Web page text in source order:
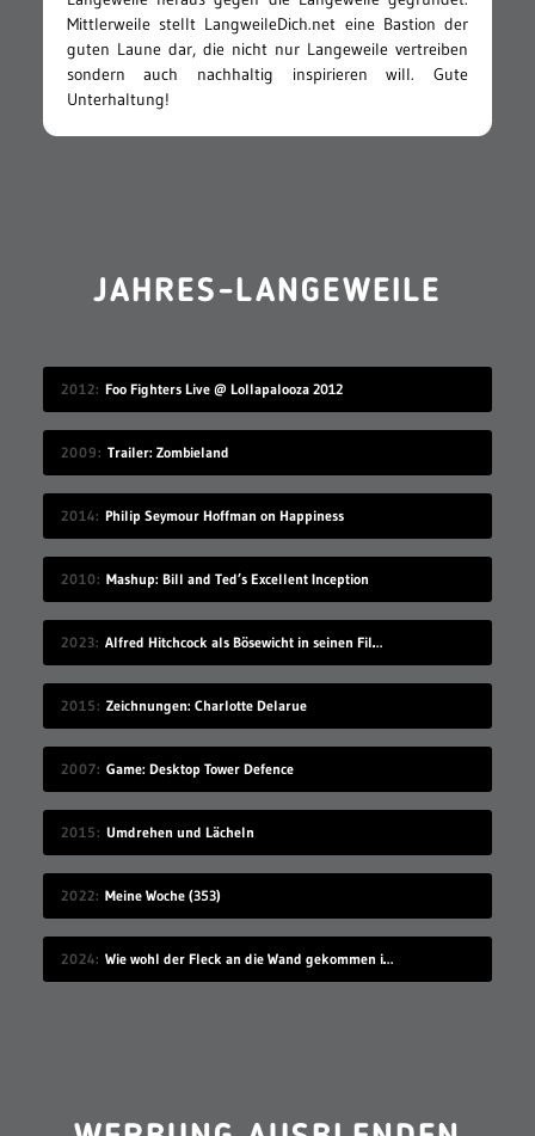
Mittlerweile stellt LangweileDich.net eine Bastion der
guten Laune dar, die nicht nur Langeweile vertreiben
sondern auch nachhaltig inspirieren will. Gute
Unterhaltung!
JAHRES-LANGEWEILE
2012 Foo Fighters Live @ Lollapalooza 2012
2009 Trailer: Zombieland
2014 Philip Seymour Hoffman on Happiness
2010 Mashup: Bill and Ted’s Excellent Inception
2023 Alfred Hitchcock als Bösewicht in seinen Filmen
2015 Zeichnungen: Charlotte Delarue
2007 Game: Desktop Tower Defence
2015 Umdrehen und Lächeln
2022 Meine Woche (353)
2024 Wie wohl der Fleck an die Wand gekommen ist?